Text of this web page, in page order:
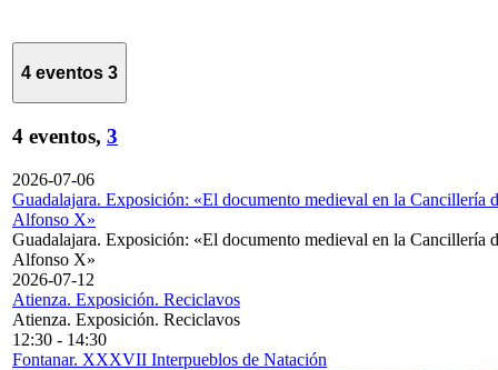
4 eventos 3
4 eventos, 3
2026-07-06
Guadalajara. Exposición: «El documento medieval en la Cancillería
Alfonso X»
Guadalajara. Exposición: «El documento medieval en la Cancillería
Alfonso X»
2026-07-12
Atienza. Exposición. Reciclavos
Atienza. Exposición. Reciclavos
12:30 - 14:30
Fontanar. XXXVII Interpueblos de Natación